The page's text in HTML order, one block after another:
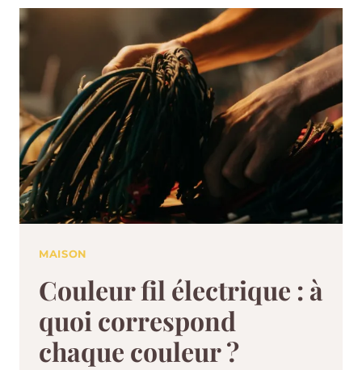
MAISON
Couleur fil électrique : à
quoi correspond
chaque couleur ?